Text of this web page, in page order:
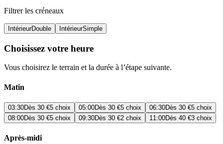
Filtrer les créneaux
IntérieurDouble IntérieurSimple
Choisissez votre heure
Vous choisirez le terrain et la durée à l’étape suivante.
Matin
03:30Dès 30 €5 choix 05:00Dès 30 €5 choix 06:30Dès 30 €5 choix
08:00Dès 30 €5 choix 09:30Dès 30 €2 choix 11:00Dès 40 €3 choix
Après-midi